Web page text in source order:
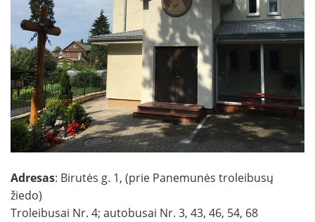
Adresas: Birutės g. 1, (prie Panemunės troleibusų
žiedo)
Troleibusai Nr. 4; autobusai Nr. 3, 43, 46, 54, 68